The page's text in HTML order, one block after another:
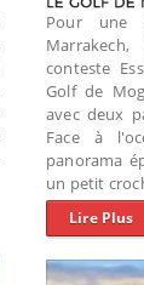
Pour une
conteste
Golf de
avec deux
Face à
panorama
un petit
Lire Plus